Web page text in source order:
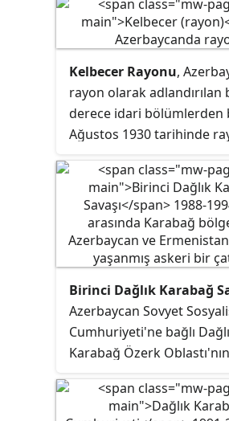
idarî birim, özerk
Azerbaycan'ın sonraki
birimleri "şehirler” ve
olarak belirlenmiştir.
rayonlar, Türkiye'deki illere
eder. Azerbaycan'daki
direkt olarak merkezî
bağlıdır. Bu şehirler,
kalkınma açısından daha
olduğu için Türkiye'deki
büyükşehirlere denk gelir.
de şehir rayonlarına
Şehir rayonları,
tekâbül eder.
Kelbecer Rayonu,
rayon olarak adlandırılan
derece idari bölümlerden
Ağustos 1930 tarihinde
Azerbaycan
kararıyla eski Ağdere
rayonunun 20 köyü
rayonuna katılmıştır.
Birinci Dağlık Karabağ
Azerbaycan Sovyet
Cumhuriyeti'ne bağlı
Karabağ Özerk Oblastı'nın
Cumhuriyeti'ne
isteyen Ermeniler ile bunu